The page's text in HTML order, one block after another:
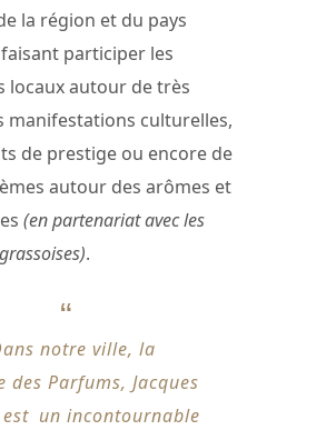
la région et du pays
participer les
locaux autour de très
manifestations culturelles,
de prestige ou encore de
autour des arômes et
(en partenariat avec les
.
notre ville, la
des Parfums, Jacques
est un incontournable